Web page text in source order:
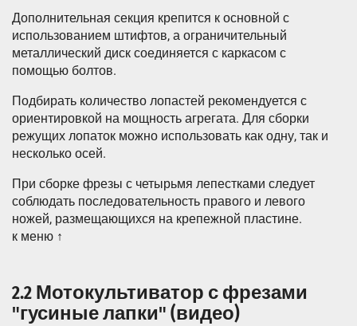
Дополнительная секция крепится к основной с
использованием штифтов, а ограничительный
металлический диск соединяется с каркасом с
помощью болтов.
Подбирать количество лопастей рекомендуется с
ориентировкой на мощность агрегата. Для сборки
режущих лопаток можно использовать как одну, так и
несколько осей.
При сборке фрезы с четырьмя лепестками следует
соблюдать последовательность правого и левого
ножей, размещающихся на крепежной пластине.
к меню ↑
2.2 Мотокультиватор с фрезами
"гусиные лапки" (видео)